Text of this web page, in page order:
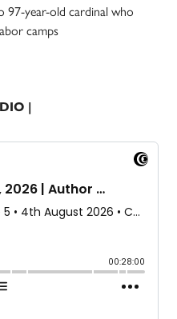
97-year-old cardinal who
camps
|